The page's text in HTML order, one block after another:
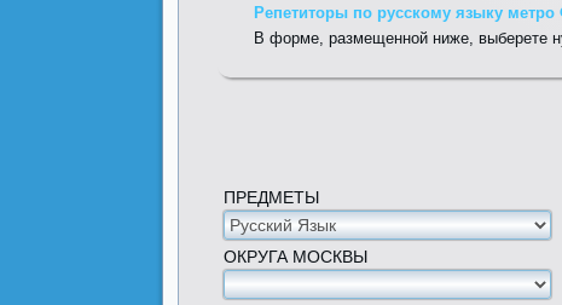
Репетиторы по русскому языку
В форме, размещенной ниже, выберете
ПРЕДМЕТЫ
ОКРУГА МОСКВЫ